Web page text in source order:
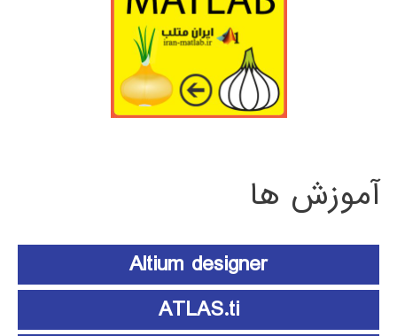
آموزش ها
Altium designer
ATLAS.ti